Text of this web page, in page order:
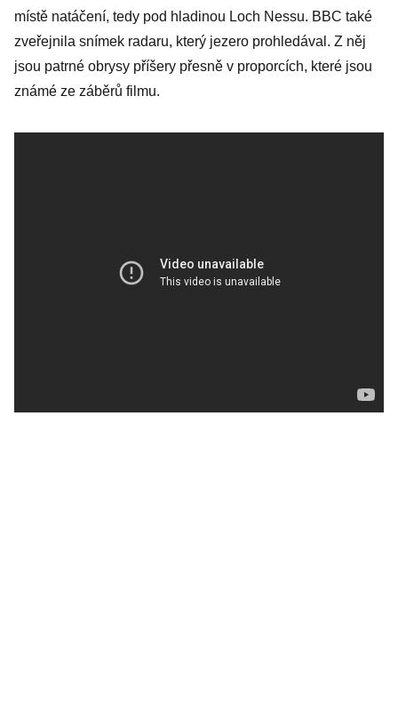
místě natáčení, tedy pod hladinou Loch Nessu. BBC také
zveřejnila snímek radaru, který jezero prohledával. Z něj
jsou patrné obrysy příšery přesně v proporcích, které jsou
známé ze záběrů filmu.